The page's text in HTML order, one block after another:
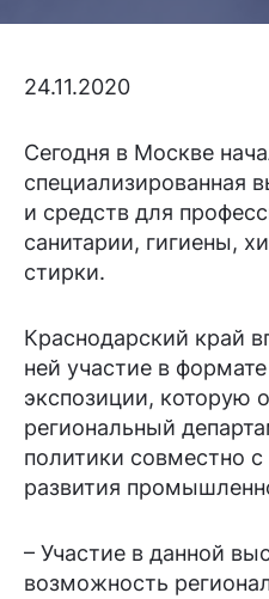
24.11.2020
Сегодня в Москве
специализированная
и средств для
санитарии, гигиены,
стирки.
Краснодарский край
ней участие в
экспозиции, которую
региональный
политики совместно
развития
– Участие в данной
возможность